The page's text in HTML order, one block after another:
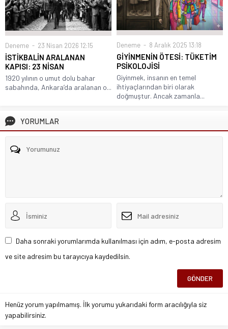
Deneme 23 Nisan 2026 12:15
İSTİKBALİN ARALANAN
KAPISI: 23 NİSAN
1920 yılının o umut dolu bahar
sabahında, Ankara’da aralanan o...
Deneme 8 Aralık 2025 13:18
GİYİNMENİN ÖTESİ: TÜKETİM
PSİKOLOJİSİ
Giyinmek, insanın en temel
ihtiyaçlarından biri olarak
doğmuştur. Ancak zamanla...
YORUMLAR
Daha sonraki yorumlarımda kullanılması için adım, e-posta adresim
ve site adresim bu tarayıcıya kaydedilsin.
Henüz yorum yapılmamış. İlk yorumu yukarıdaki form aracılığıyla siz
yapabilirsiniz.